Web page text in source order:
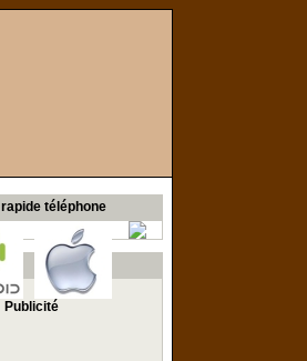
téléphone
Publicité